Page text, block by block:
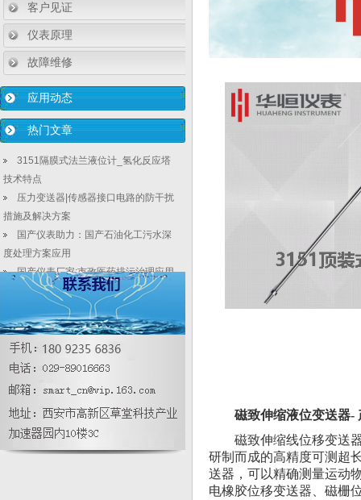
客户见证
仪表原理
故障维修
应用动态
热门文章
3151隔膜式法兰液位计_氢化反应塔
技术特点
压力变送器|传感器接口电路的防干扰
措施及解决方案
国产仪表助力：国产石油化工污水深
度处理方案应用
国产仪表厂家:市政医药排污治理应用
2088压力变送器_在供热锅炉房现场
温控使用
压力变送器和差压变送器
差压变送器在以下领域中使用，才能
发挥出真正实力
监察，没有仪器仪表好“难过”！
磁致伸缩液位变送器-
磁致伸缩线位移变送
研制而成的高精度可测超
送器，可以精确测量运动
电橡胶位移变送器、磁栅